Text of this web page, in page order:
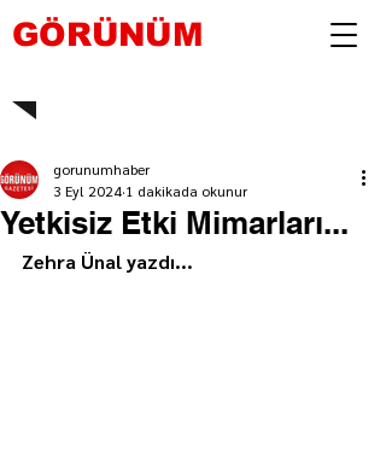
GÖRÜNÜM
Yetkisiz Etki Mimarları...
gorunumhaber
3 Eyl 2024 1 dakikada okunur
Zehra Ünal yazdı...